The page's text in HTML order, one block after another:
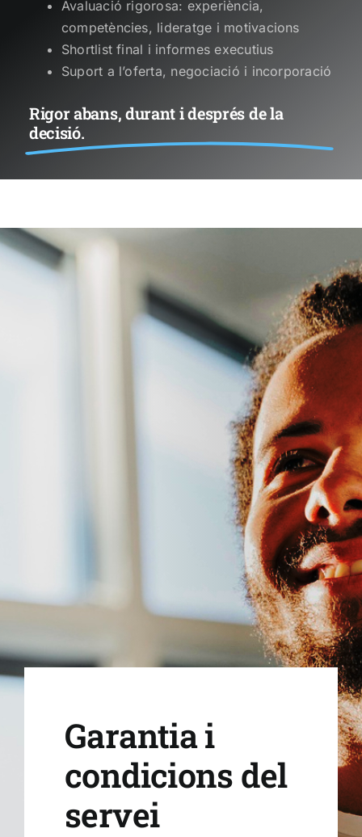
Avaluació rigorosa: experiència,
competències, lideratge i motivacions
Shortlist final i informes executius
Suport a l’oferta, negociació i incorporació
Rigor abans, durant i després de la
decisió.
Garantia i
condicions del
servei